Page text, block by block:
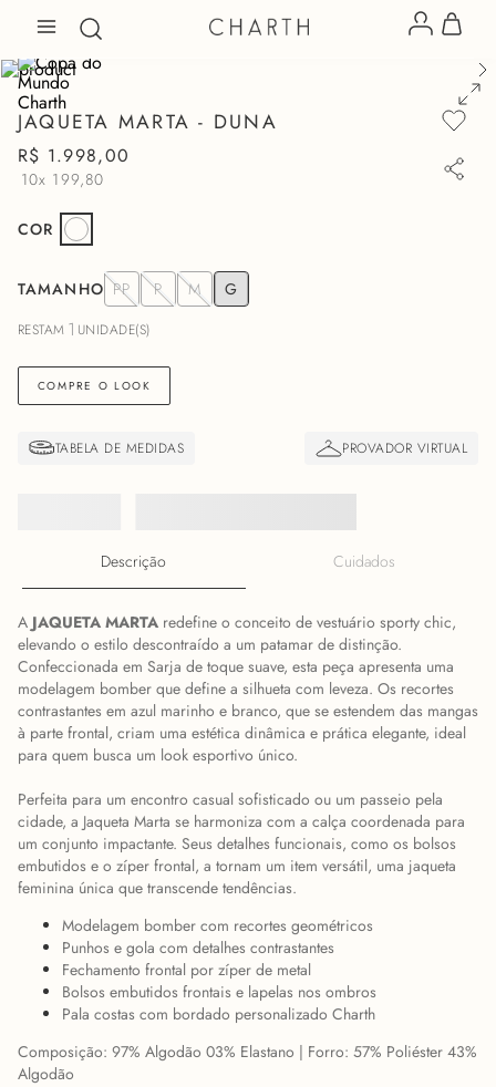
JAQUETA MARTA - DUNA
R$ 1.998,00
10x 199,80
COR
TAMANHO PP P M G
RESTAM 1 UNIDADE(S)
COMPRE O LOOK
Descrição Cuidados
A JAQUETA MARTA redefine o conceito de vestuário sporty chic,
elevando o estilo descontraído a um patamar de distinção.
Confeccionada em Sarja de toque suave, esta peça apresenta uma
modelagem bomber que define a silhueta com leveza. Os recortes
contrastantes em azul marinho e branco, que se estendem das mangas
à parte frontal, criam uma estética dinâmica e prática elegante, ideal
para quem busca um look esportivo único.
Perfeita para um encontro casual sofisticado ou um passeio pela
cidade, a Jaqueta Marta se harmoniza com a calça coordenada para
um conjunto impactante. Seus detalhes funcionais, como os bolsos
embutidos e o zíper frontal, a tornam um item versátil, uma jaqueta
feminina única que transcende tendências.
Modelagem bomber com recortes geométricos
Punhos e gola com detalhes contrastantes
Fechamento frontal por zíper de metal
Bolsos embutidos frontais e lapelas nos ombros
Pala costas com bordado personalizado Charth
Composição: 97% Algodão 03% Elastano | Forro: 57% Poliéster 43%
Algodão